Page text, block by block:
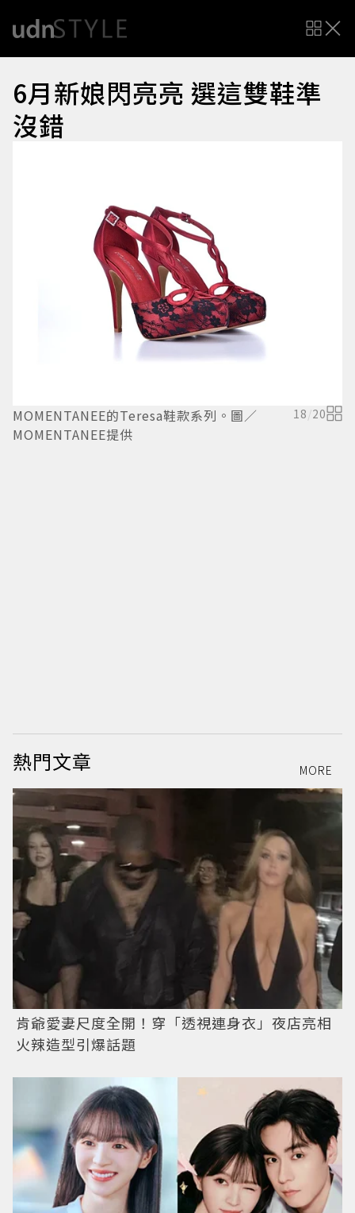
6月新娘閃亮亮 選這雙鞋準
沒錯
MOMENTANEE的Teresa鞋款系列。圖／
MOMENTANEE提供
18 /20
熱門文章 MORE
肯爺愛妻尺度全開！穿「透視連身衣」夜店亮相
火辣造型引爆話題